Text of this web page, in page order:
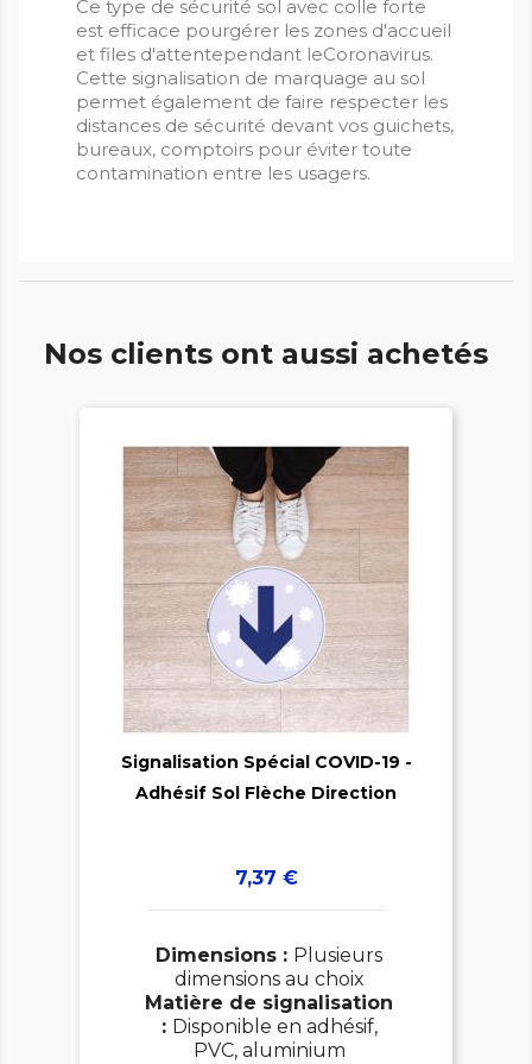
Ce type de sécurité sol avec colle forte
est efficace pourgérer les zones d'accueil
et files d'attentependant leCoronavirus.
Cette signalisation de marquage au sol
permet également de faire respecter les
distances de sécurité devant vos guichets,
bureaux, comptoirs pour éviter toute
contamination entre les usagers.
Nos clients ont aussi achetés


Signalisation Spécial COVID-19 -
Adhésif Sol Flèche Direction
Prix
7,37 €
Dimensions : Plusieurs
dimensions au choix
Matière de signalisation
: Disponible en adhésif,
PVC, aluminium